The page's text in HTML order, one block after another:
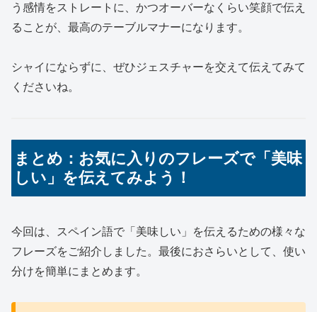
う感情をストレートに、かつオーバーなくらい笑顔で伝え
ることが、最高のテーブルマナーになります。
シャイにならずに、ぜひジェスチャーを交えて伝えてみて
くださいね。
まとめ：お気に入りのフレーズで「美味
しい」を伝えてみよう！
今回は、スペイン語で「美味しい」を伝えるための様々な
フレーズをご紹介しました。最後におさらいとして、使い
分けを簡単にまとめます。